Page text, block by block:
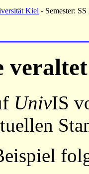
Kiel - Semester: SS
veraltet
UnivIS